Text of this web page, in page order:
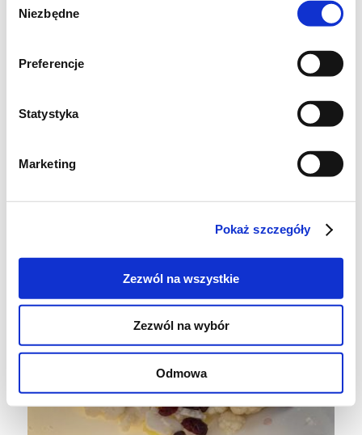
zgody
Niezbędne
Preferencje
Statystyka
Marketing
Pokaż szczegóły
Zezwól na wszystkie
Zezwól na wybór
Odmowa
zupy), u mnie wyszło około 200 g już
sicie dużą ilością wrzącej wody.